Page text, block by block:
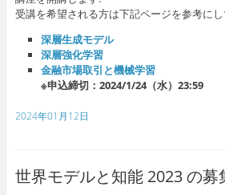
受講を希望される方は下記ページを参考に
深層生成モデル
深層強化学習
金融市場取引と機械学習
※申込締切：2024/1/24（水）23:59
2024年01月12日
世界モデルと知能 2023 の募